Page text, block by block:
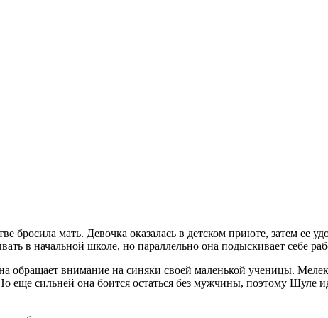
бросила мать. Девочка оказалась в детском приюте, затем ее
в начальной школе, но параллельно она подыскивает себе
обращает внимание на синяки своей маленькой ученицы.
еще сильней она боится остаться без мужчины, поэтому